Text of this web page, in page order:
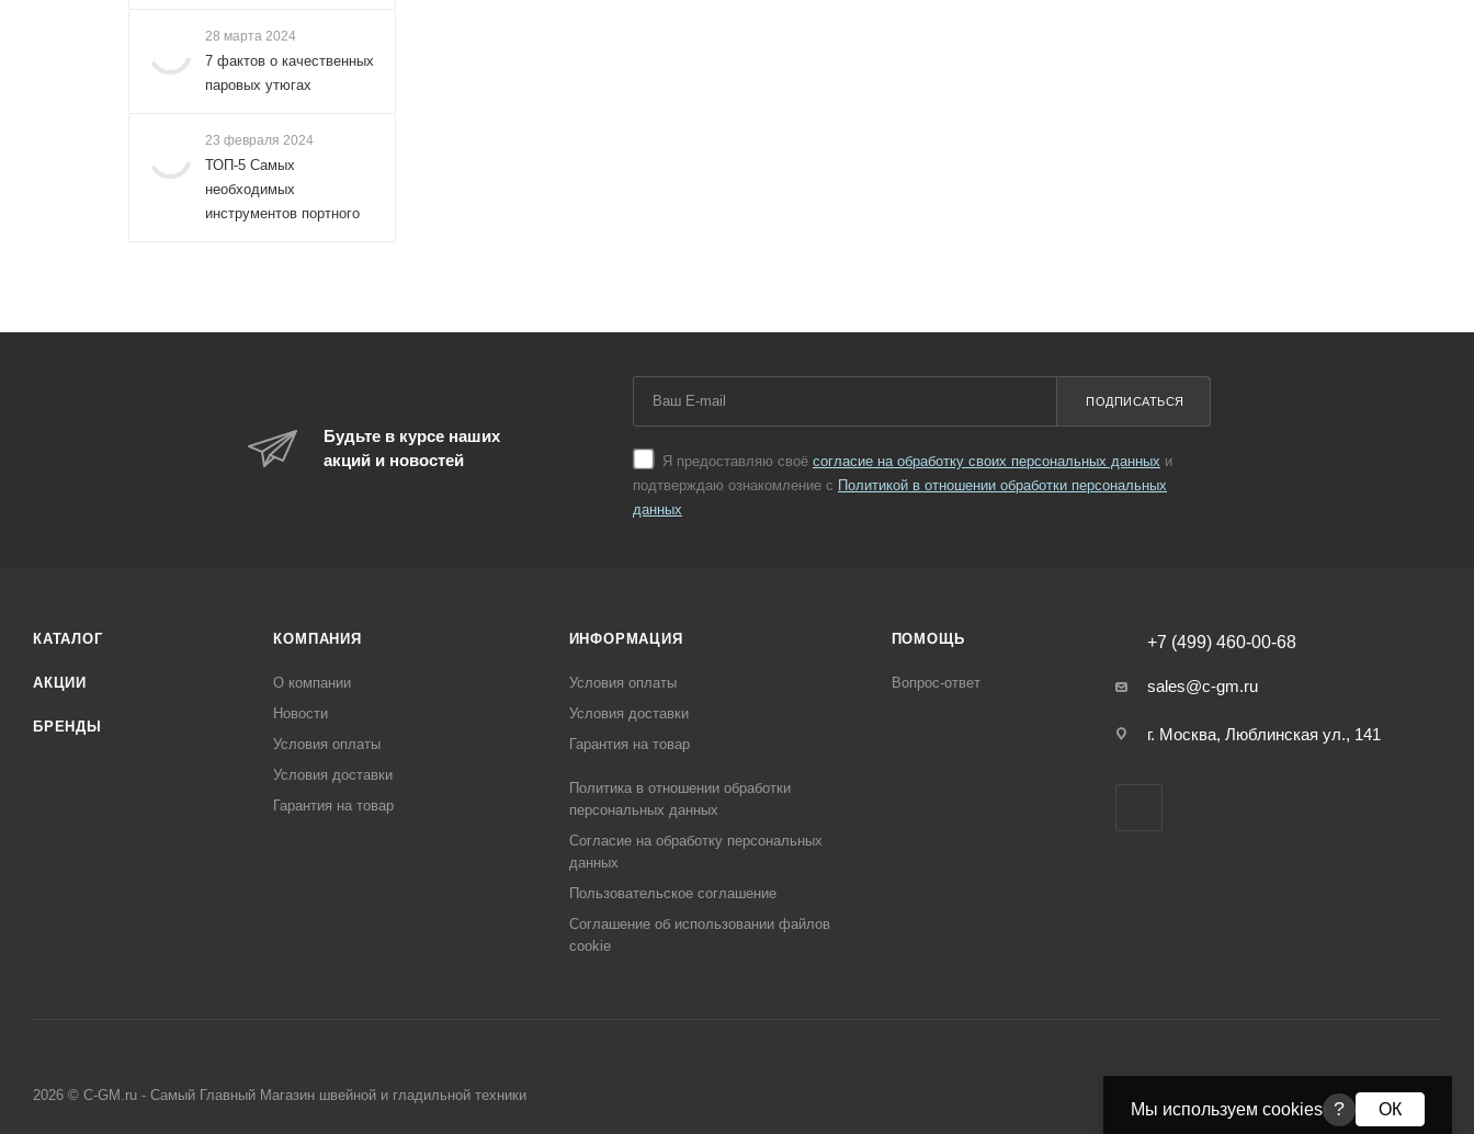
28 марта 2024
7 фактов о качественных
паровых утюгах
23 февраля 2024
ТОП-5 Самых
необходимых
инструментов портного
Будьте в курсе наших
акций и новостей
Я предоставляю своё согласие на обработку своих персональных данных и
подтверждаю ознакомление с Политикой в отношении обработки персональных
данных
ПОДПИСАТЬСЯ
КАТАЛОГ
АКЦИИ
БРЕНДЫ
КОМПАНИЯ
О компании
Новости
Условия оплаты
Условия доставки
Гарантия на товар
ИНФОРМАЦИЯ
Условия оплаты
Условия доставки
Гарантия на товар
Политика в отношении обработки
персональных данных
Cогласие на обработку персональных
данных
Пользовательское соглашение
Cоглашение об использовании файлов
cookie
ПОМОЩЬ
Вопрос-ответ
+7 (499) 460-00-68
sales@c-gm.ru
г. Москва, Люблинская ул., 141
2026 © C-GM.ru - Самый Главный Магазин швейной и гладильной техники
Мы используем cookies ? ОК